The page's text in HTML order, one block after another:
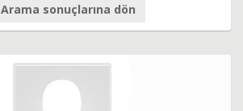
Arama sonuçlarına dön